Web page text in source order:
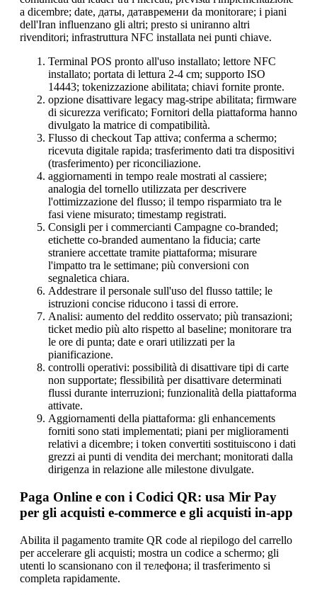
a dicembre; date, даты, датавремени da monitorare; i piani
dell'Iran influenzano gli altri; presto si uniranno altri
rivenditori; infrastruttura NFC installata nei punti chiave.
Terminal POS pronto all'uso installato; lettore NFC
installato; portata di lettura 2-4 cm; supporto ISO
14443; tokenizzazione abilitata; chiavi fornite pronte.
opzione disattivare legacy mag-stripe abilitata; firmware
di sicurezza verificato; Fornitori della piattaforma hanno
divulgato la matrice di compatibilità.
Flusso di checkout Tap attiva; conferma a schermo;
ricevuta digitale rapida; trasferimento dati tra dispositivi
(trasferimento) per riconciliazione.
aggiornamenti in tempo reale mostrati al cassiere;
analogia del tornello utilizzata per descrivere
l'ottimizzazione del flusso; il tempo risparmiato tra le
fasi viene misurato; timestamp registrati.
Consigli per i commercianti Campagne co-branded;
etichette co-branded aumentano la fiducia; carte
straniere accettate tramite piattaforma; misurare
l'impatto tra le settimane; più conversioni con
segnaletica chiara.
Addestrare il personale sull'uso del flusso tattile; le
istruzioni concise riducono i tassi di errore.
Analisi: aumento del reddito osservato; più transazioni;
ticket medio più alto rispetto al baseline; monitorare tra
le ore di punta; date e orari utilizzati per la
pianificazione.
controlli operativi: possibilità di disattivare tipi di carte
non supportate; flessibilità per disattivare determinati
flussi durante interruzioni; funzionalità della piattaforma
attivate.
Aggiornamenti della piattaforma: gli enhancements
forniti sono stati implementati; piani per miglioramenti
relativi a dicembre; i token convertiti sostituiscono i dati
grezzi ai punti di vendita dei merchant; monitorati dalla
dirigenza in relazione alle milestone divulgate.
Paga Online e con i Codici QR: usa Mir Pay
per gli acquisti e-commerce e gli acquisti in-app
Abilita il pagamento tramite QR code al riepilogo del carrello
per accelerare gli acquisti; mostra un codice a schermo; gli
utenti lo scansionano con il телефона; il trasferimento si
completa rapidamente.